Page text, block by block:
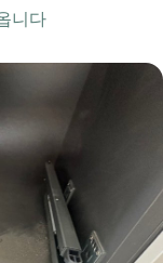
니다